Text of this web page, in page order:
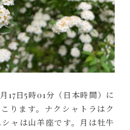
17日5時01分（日本時間）に
ります。ナクシャトラはク
ャは山羊座です。月は牡牛